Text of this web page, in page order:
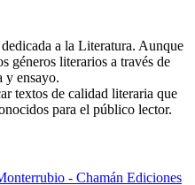
a la Literatura. Aunque
géneros literarios a través de
y ensayo.
textos de calidad literaria que
para el público lector.